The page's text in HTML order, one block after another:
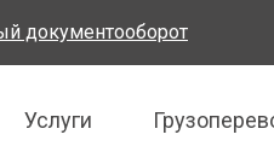
документооборот
Услуги